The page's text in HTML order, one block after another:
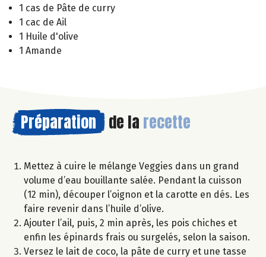
1 cas de Pâte de curry
1 cac de Ail
1 Huile d'olive
1 Amande
Préparation de la recette
Mettez à cuire le mélange Veggies dans un grand
volume d’eau bouillante salée. Pendant la cuisson
(12 min), découper l’oignon et la carotte en dés. Les
faire revenir dans l’huile d’olive.
Ajouter l’ail, puis, 2 min après, les pois chiches et
enfin les épinards frais ou surgelés, selon la saison.
Versez le lait de coco, la pâte de curry et une tasse